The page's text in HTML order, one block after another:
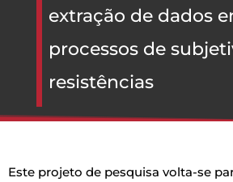
extração de dados
processos de
resistências
Este projeto de pesquisa volta-se